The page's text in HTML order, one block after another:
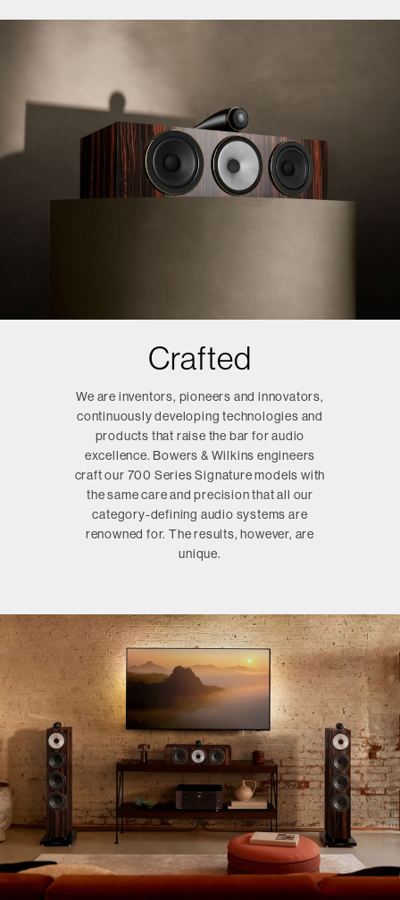
Crafted
We are inventors, pioneers and innovators,
continuously developing technologies and
products that raise the bar for audio
excellence. Bowers & Wilkins engineers
craft our 700 Series Signature models with
the same care and precision that all our
category-defining audio systems are
renowned for. The results, however, are
unique.